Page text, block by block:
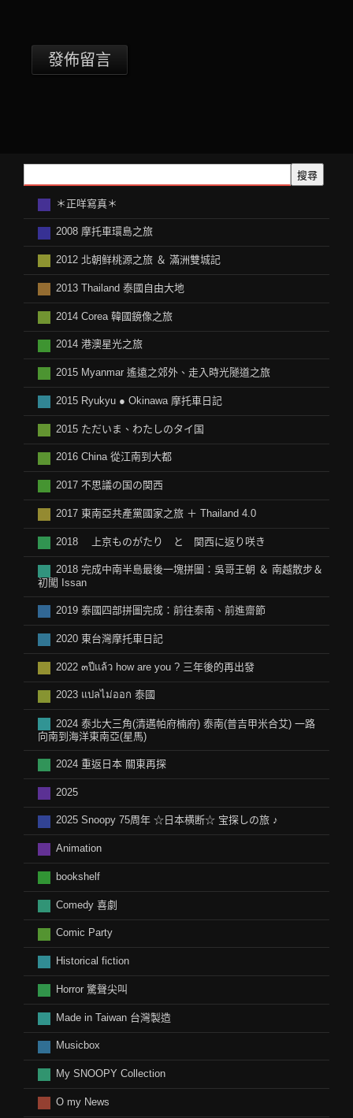
搜尋
＊正咩寫真＊
2008 摩托車環島之旅
2012 北朝鲜桃源之旅 ＆ 滿洲雙城記
2013 Thailand 泰國自由大地
2014 Corea 韓國鏡像之旅
2014 港澳星光之旅
2015 Myanmar 遙遠之郊外、走入時光隧道之旅
2015 Ryukyu ● Okinawa 摩托車日記
2015 ただいま、わたしのタイ国
2016 China 從江南到大都
2017 不思議の国の関西
2017 東南亞共產黨國家之旅 ＋ Thailand 4.0
2018 上京ものがたり と 関西に返り咲き
2018 完成中南半島最後一塊拼圖：吳哥王朝 ＆ 南越散步＆
初闖 Issan
2019 泰國四部拼圖完成：前往泰南、前進齋節
2020 東台灣摩托車日記
2022 ๓ปีแล้ว how are you ? 三年後的再出發
2023 แปลไม่ออก 泰國
2024 泰北大三角(清邁帕府楠府) 泰南(普吉甲米合艾) 一路
向南到海洋東南亞(星馬)
2024 重返日本 關東再探
2025
2025 Snoopy 75周年 ☆日本横断☆ 宝探しの旅 ♪
Animation
bookshelf
Comedy 喜劇
Comic Party
Historical fiction
Horror 驚聲尖叫
Made in Taiwan 台灣製造
Musicbox
My SNOOPY Collection
O my News